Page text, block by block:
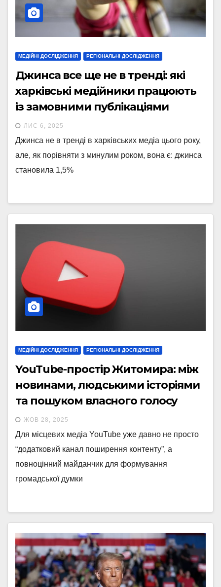
МЕДІЙНІ ДОСЛІДЖЕННЯ РЕГІОНАЛЬНІ ДОСЛІДЖЕННЯ
Джинса все ще не в тренді: які
харківські медійники працюють
із замовними публікаціями
ЛИС 6, 2025
Джинса не в тренді в харківських медіа цього року,
але, як порівняти з минулим роком, вона є: джинса
становила 1,5%
МЕДІЙНІ ДОСЛІДЖЕННЯ РЕГІОНАЛЬНІ ДОСЛІДЖЕННЯ
YouTube-простір Житомира: між
новинами, людськими історіями
та пошуком власного голосу
ЖОВ 28, 2025
Для місцевих медіа YouTube уже давно не просто
“додатковий канал поширення контенту”, а
повноцінний майданчик для формування
громадської думки